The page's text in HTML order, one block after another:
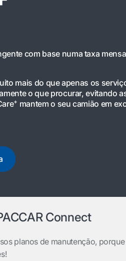
com base numa taxa
mais do que apenas os
o que procurar, evitando
+ mantem o seu camião em
Connect
planos de manutenção,